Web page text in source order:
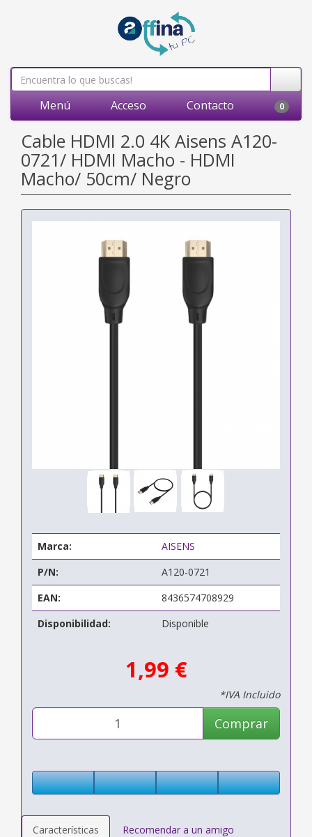
Menú Acceso Contacto 0
Cable HDMI 2.0 4K Aisens A120-
0721/ HDMI Macho - HDMI
Macho/ 50cm/ Negro
Marca:
AISENS
P/N:
A120-0721
EAN:
8436574708929
Disponibilidad:
Disponible
1,99 €
*IVA Incluido
Comprar
Características Recomendar a un amigo